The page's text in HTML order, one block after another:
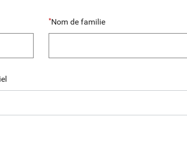
Nom de familie